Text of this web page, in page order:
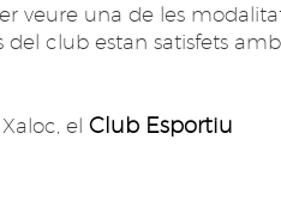
veure una de les
club estan satisfets
el Club Esportiu